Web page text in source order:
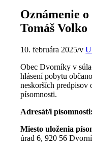
Oznámenie
Tomáš Volko
10. februára 2025/v
Obec Dvorníky v
hlásení pobytu
neskorších predpisov
písomnosti.
Adresát/i
Miesto uloženia
úrad 6, 920 56